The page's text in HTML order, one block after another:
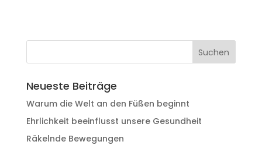
Neueste Beiträge
Warum die Welt an den Füßen beginnt
Ehrlichkeit beeinflusst unsere Gesundheit
Räkelnde Bewegungen